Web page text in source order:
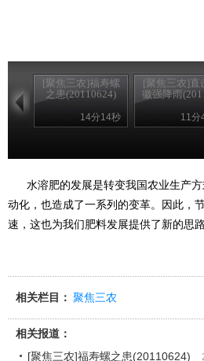
[聚焦三农]福寿螺
之患(20110624)
14分14秒
[聚焦三农]直
徽强降雨
11分
水溶肥的发展是转变我国农业生产方
动化，也造成了一系列的变革。因此，
速，这也为我们肥料发展提供了新的思路
相关栏目： 聚焦三农
相关报道：
[聚焦三农]福寿螺之患(20110624)